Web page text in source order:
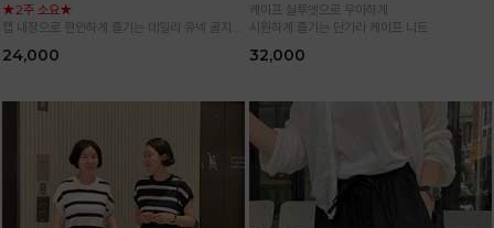
★2주 소요★
캡 내장으로 편안하게 즐기는 데일리 유넥 골지
24,000
케이프 실루엣으로 우아하게
시원하게 즐기는 단가라 케이프 니트
32,000